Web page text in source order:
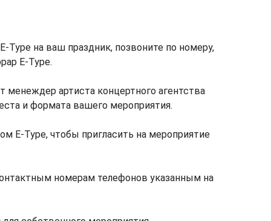
Type на ваш праздник, позвоните по номеру,
E-Type.
артиста концертного агентства
и формата вашего мероприятия.
E-Type, чтобы пригласить на мероприятие
номерам телефонов указанным на